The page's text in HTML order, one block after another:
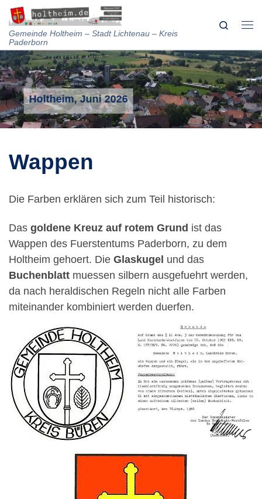
Skip to content
Gemeinde Holtheim – Stadt Lichtenau – Kreis
Paderborn
Search
Holtheim, Juni 2026
Wappen
Die Farben erklären sich zum Teil historisch:
Das goldene Kreuz auf rotem Grund ist das
Wappen des Fuerstentums Paderborn, zu dem
Holtheim gehoert. Die Glaskugel und das
Buchenblatt muessen silbern ausgefuehrt werden,
da nach heraldischen Regeln nicht alle Farben
miteinander kombiniert werden duerfen.